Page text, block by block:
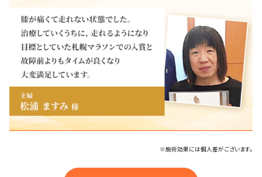
※施術効果には個人差がございます。